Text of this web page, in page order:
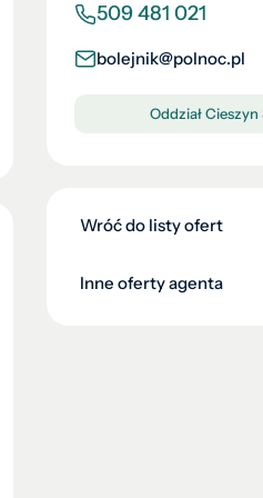
509 481 021
bolejnik@polnoc.pl
Oddział
Wróć do listy ofert
Inne oferty agenta